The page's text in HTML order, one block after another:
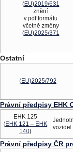
(EU)2019/631
znění
v pdf formátu
včetně změny
(EU)2025/371
Ostatní
(EU)2025/792
Právní předpisy EHK
EHK 125
(EHK 121 – EHK
140)
vozidel
Právní předpisy ČR